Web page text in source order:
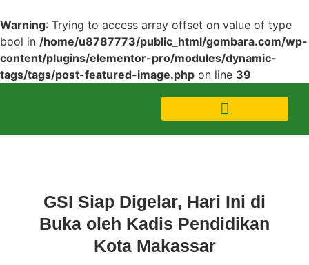
Warning: Trying to access array offset on value of type
bool in /home/u8787773/public_html/gombara.com/wp-
content/plugins/elementor-pro/modules/dynamic-
tags/tags/post-featured-image.php on line 39
GSI Siap Digelar, Hari Ini di
Buka oleh Kadis Pendidikan
Kota Makassar